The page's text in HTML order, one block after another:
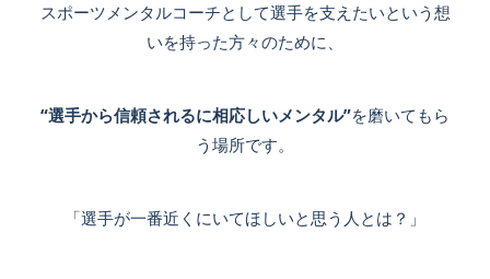
スポーツメンタルコーチとして選手を支えたいという想
いを持った方々のために、
“選手から信頼されるに相応しいメンタル”を磨いてもら
う場所です。
「選手が一番近くにいてほしいと思う 人とは？」